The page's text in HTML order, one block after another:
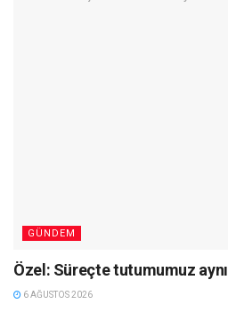
GÜNDEM
Özel: Süreçte tutumumuz aynı
6 AĞUSTOS 2026